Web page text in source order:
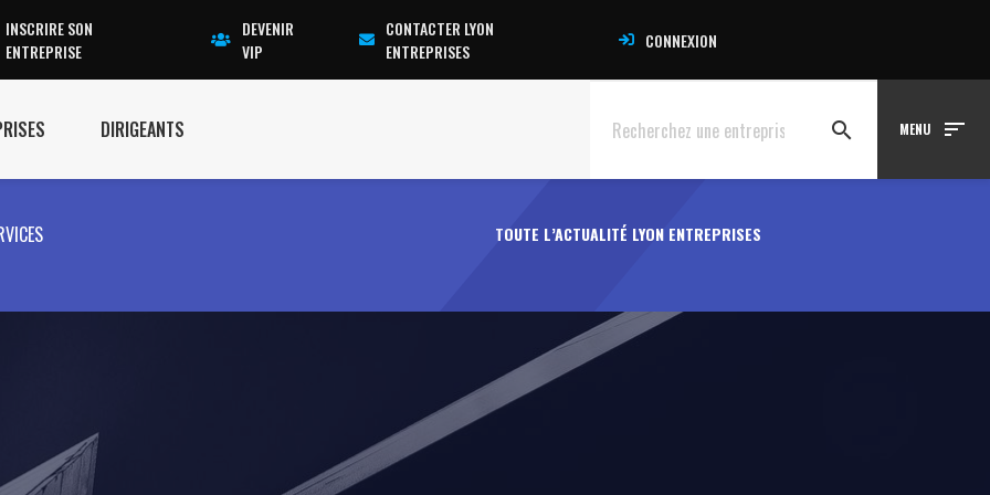
INSCRIRE SON
ENTREPRISE
DEVENIR
VIP
CONTACTER LYON
ENTREPRISES
CONNEXION
DIRIGEANTS search MENU sort
TOUTE L’ACTUALITÉ LYON ENTREPRISES